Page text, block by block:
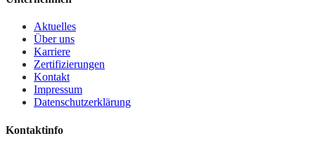
Aktuelles
Über uns
Karriere
Zertifizierungen
Kontakt
Impressum
Datenschutzerklärung
Kontaktinfo